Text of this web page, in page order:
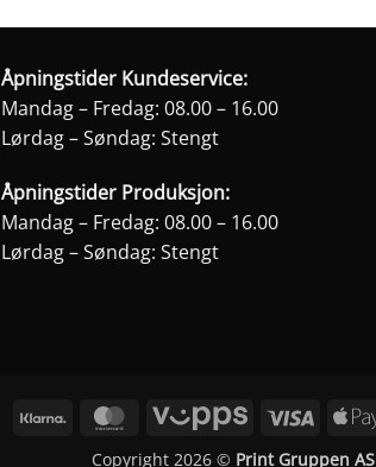
Åpningstider Kundeservice:
Mandag – Fredag: 08.00 – 16.00
Lørdag – Søndag: Stengt
Åpningstider Produksjon:
Mandag – Fredag: 08.00 – 16.00
Lørdag – Søndag: Stengt
Klarna MasterCard Vipps Visa
Copyright 2026 © Print Gruppen AS